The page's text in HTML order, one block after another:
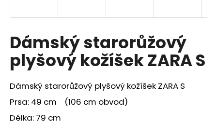
Dámský starorůžový
plyšový kožíšek ZARA S
Dámský starorůžový plyšový kožíšek ZARA S
Prsa: 49 cm (106 cm obvod)
Délka: 79 cm
í
t
?